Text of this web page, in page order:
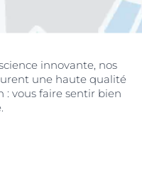
innovante, nos
une haute qualité
vous faire sentir bien